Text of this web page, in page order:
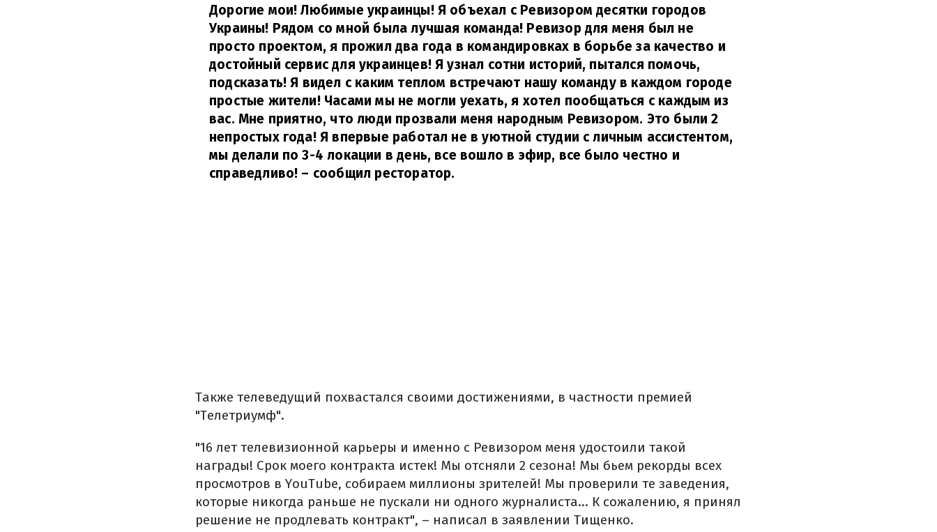
Дорогие мои! Любимые украинцы! Я объехал с Ревизором десятки городов
Украины! Рядом со мной была лучшая команда! Ревизор для меня был не
просто проектом, я прожил два года в командировках в борьбе за качество и
достойный сервис для украинцев! Я узнал сотни историй, пытался помочь,
подсказать! Я видел с каким теплом встречают нашу команду в каждом городе
простые жители! Часами мы не могли уехать, я хотел пообщаться с каждым из
вас. Мне приятно, что люди прозвали меня народным Ревизором. Это были 2
непростых года! Я впервые работал не в уютной студии с личным ассистентом,
мы делали по 3-4 локации в день, все вошло в эфир, все было честно и
справедливо! – сообщил ресторатор.
Также телеведущий похвастался своими достижениями, в частности премией
"Телетриумф".
"16 лет телевизионной карьеры и именно с Ревизором меня удостоили такой
награды! Срок моего контракта истек! Мы отсняли 2 сезона! Мы бьем рекорды всех
просмотров в YouTube, собираем миллионы зрителей! Мы проверили те заведения,
которые никогда раньше не пускали ни одного журналиста... К сожалению, я принял
решение не продлевать контракт", – написал в заявлении Тищенко.